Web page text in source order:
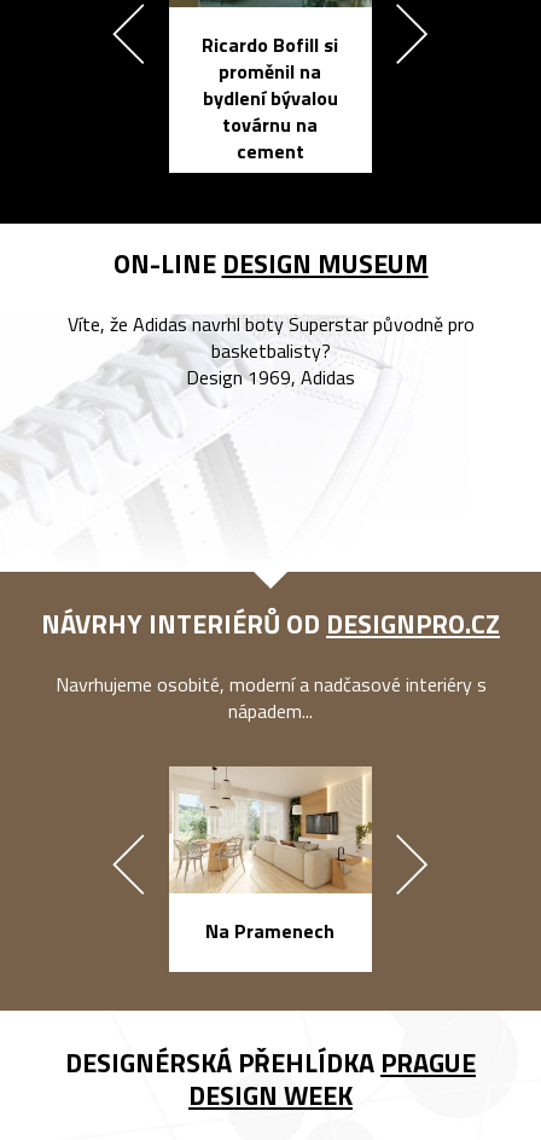
Ricardo Bofill si
proměnil na
bydlení bývalou
továrnu na
cement
ON-LINE DESIGN MUSEUM
Víte, že Adidas navrhl boty Superstar původně pro
basketbalisty?
Design 1969, Adidas
NÁVRHY INTERIÉRŮ OD DESIGNPRO.CZ
Navrhujeme osobité, moderní a nadčasové interiéry s
nápadem...
Na Pramenech
DESIGNÉRSKÁ PŘEHLÍDKA PRAGUE
DESIGN WEEK